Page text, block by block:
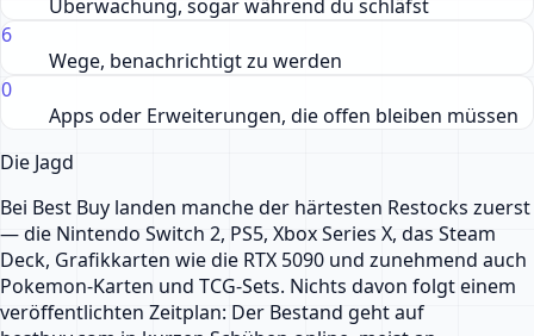
Überwachung, sogar während du schläfst
6
Wege, benachrichtigt zu werden
0
Apps oder Erweiterungen, die offen bleiben müssen
Die Jagd
Bei Best Buy landen manche der härtesten Restocks zuerst
— die Nintendo Switch 2, PS5, Xbox Series X, das Steam
Deck, Grafikkarten wie die RTX 5090 und zunehmend auch
Pokemon-Karten und TCG-Sets. Nichts davon folgt einem
veröffentlichten Zeitplan: Der Bestand geht auf